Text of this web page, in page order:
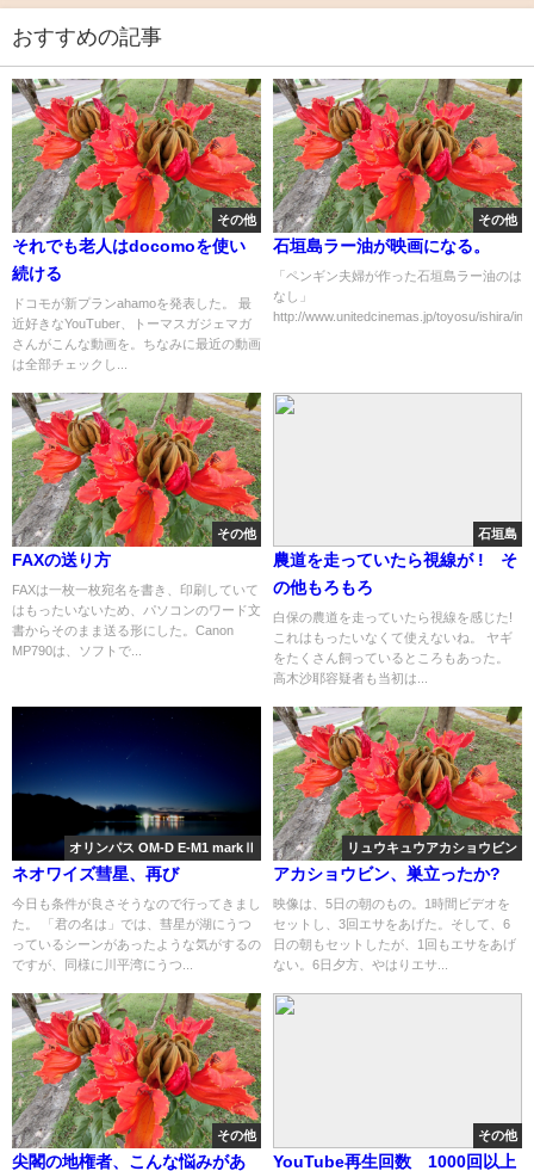
おすすめの記事
その他
それでも老人はdocomoを使い
続ける
ドコモが新プランahamoを発表した。 最
近好きなYouTuber、トーマスガジェマガ
さんがこんな動画を。ちなみに最近の動画
は全部チェックし...
その他
石垣島ラー油が映画になる。
「ペンギン夫婦が作った石垣島ラー油のは
なし」
http://www.unitedcinemas.jp/toyosu/ishira/
その他
FAXの送り方
FAXは一枚一枚宛名を書き、印刷していて
はもったいないため、パソコンのワード文
書からそのまま送る形にした。Canon
MP790は、ソフトで...
石垣島
農道を走っていたら視線が ! そ
の他もろもろ
白保の農道を走っていたら視線を感じた!
これはもったいなくて使えないね。 ヤギ
をたくさん飼っているところもあった。
高木沙耶容疑者も当初は...
オリンパス OM-D E-M1 markⅡ
ネオワイズ彗星、再び
今日も条件が良さそうなので行ってきまし
た。 「君の名は」では、彗星が湖にうつ
っているシーンがあったような気がするの
ですが、同様に川平湾にうつ...
リュウキュウアカショウビン
アカショウビン、巣立ったか?
映像は、5日の朝のもの。1時間ビデオを
セットし、3回エサをあげた。そして、6
日の朝もセットしたが、1回もエサをあげ
ない。6日夕方、やはりエサ...
その他
尖閣の地権者、こんな悩みがあ
その他
YouTube再生回数 1000回以上